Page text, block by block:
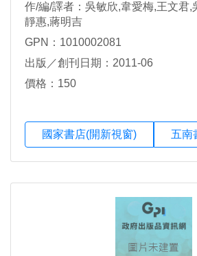
作/編/譯者：吳敏欣,韋愛梅,王文君,
靜惠,蔣明吉
GPN：1010002081
出版／創刊日期：2011-06
價格：150
國家書店(開新視窗) 五南